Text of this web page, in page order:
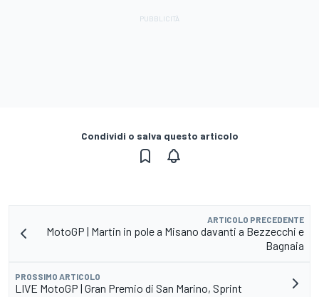
Condividi o salva questo articolo
ARTICOLO PRECEDENTE
MotoGP | Martin in pole a Misano davanti a Bezzecchi e
Bagnaia
PROSSIMO ARTICOLO
LIVE MotoGP | Gran Premio di San Marino, Sprint